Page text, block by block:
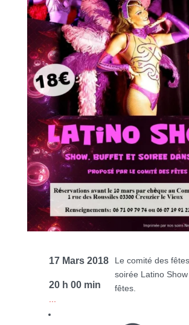
17 Mars 2018
20 h 00 min
Le comité des
soirée Latino
fêtes.